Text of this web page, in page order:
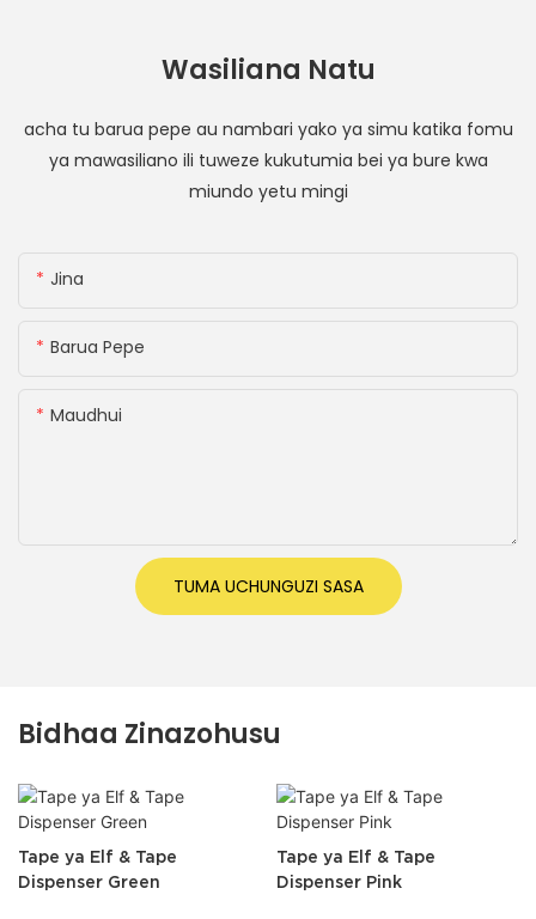
Wasiliana Natu
acha tu barua pepe au nambari yako ya simu katika fomu
ya mawasiliano ili tuweze kukutumia bei ya bure kwa
miundo yetu mingi
Jina
Barua Pepe
Maudhui
TUMA UCHUNGUZI SASA
Bidhaa Zinazohusu
Tape ya Elf & Tape
Dispenser Green
Tape ya Elf & Tape
Dispenser Pink